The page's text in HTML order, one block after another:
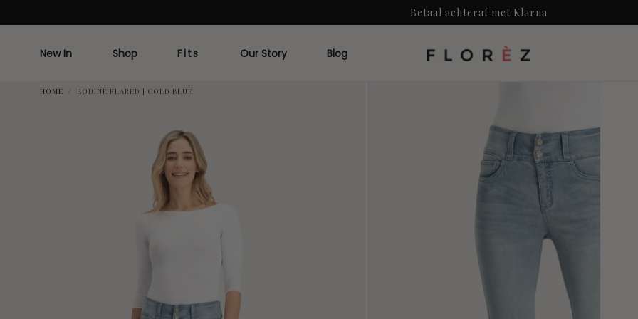
naar artikel
Betaal achteraf met Klarna
Vanaf 150- gratis verzending
Betaal achteraf met Klarna
New In Shop Fits Our Story Blog
HOME / BODINE FLARED | COLD BLUE